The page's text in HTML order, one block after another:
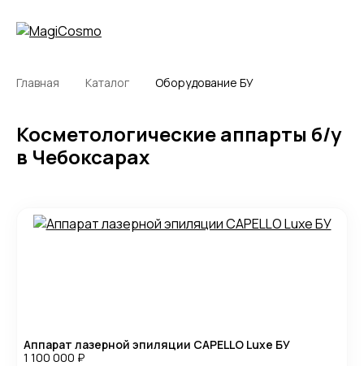
Главная Каталог Оборудование БУ
Косметологические аппарты б/у
в Чебоксарах
Аппарат лазерной эпиляции CAPELLO Luxe БУ
1 100 000 ₽